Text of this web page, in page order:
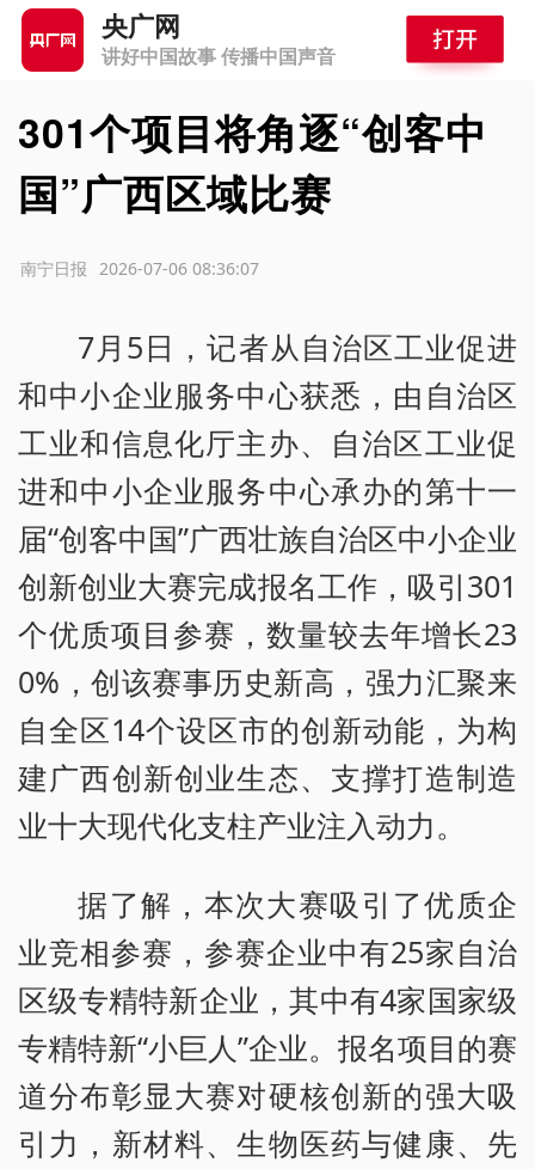
央广网
讲好中国故事 传播中国声音
301个项目将角逐“创客中
国”广西区域比赛
2026-07-06 08:36:07
南宁日报
7月5日，记者从自治区工业促进
和中小企业服务中心获悉，由自治区
工业和信息化厅主办、自治区工业促
进和中小企业服务中心承办的第十一
届“创客中国”广西壮族自治区中小企业
创新创业大赛完成报名工作，吸引301
个优质项目参赛，数量较去年增长23
0%，创该赛事历史新高，强力汇聚来
自全区14个设区市的创新动能，为构
建广西创新创业生态、支撑打造制造
业十大现代化支柱产业注入动力。
据了解，本次大赛吸引了优质企
业竞相参赛，参赛企业中有25家自治
区级专精特新企业，其中有4家国家级
专精特新“小巨人”企业。报名项目的赛
道分布彰显大赛对硬核创新的强大吸
引力，新材料、生物医药与健康、先